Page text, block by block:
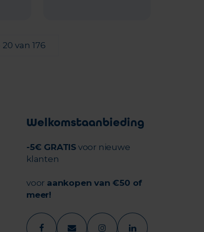
20 van 176
Welkomstaanbieding
-5€ GRATIS voor nieuwe
klanten
voor aankopen van €50 of
meer!